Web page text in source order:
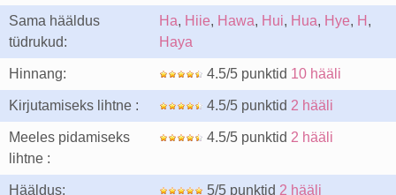
Sama hääldus
tüdrukud:
Ha, Hiie, Hawa, Hui, Hua, Hye, H ,
Haya
Hinnang: 4.5/5 punktid 10 hääli
Kirjutamiseks lihtne : 4.5/5 punktid 2 hääli
Meeles pidamiseks
lihtne :
4.5/5 punktid 2 hääli
Hääldus: 5/5 punktid 2 hääli